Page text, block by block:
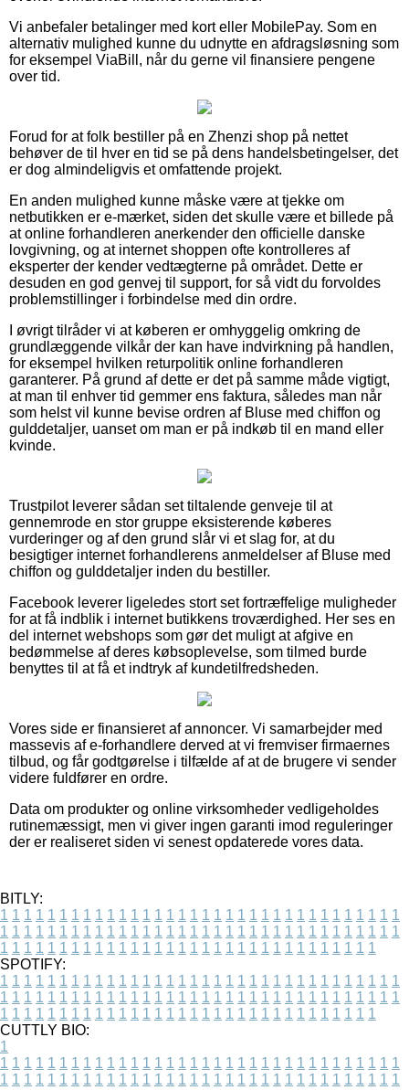
Vi anbefaler betalinger med kort eller MobilePay. Som en
alternativ mulighed kunne du udnytte en afdragsløsning som
for eksempel ViaBill, når du gerne vil finansiere pengene
over tid.
Forud for at folk bestiller på en Zhenzi shop på nettet
behøver de til hver en tid se på dens handelsbetingelser, det
er dog almindeligvis et omfattende projekt.
En anden mulighed kunne måske være at tjekke om
netbutikken er e-mærket, siden det skulle være et billede på
at online forhandleren anerkender den officielle danske
lovgivning, og at internet shoppen ofte kontrolleres af
eksperter der kender vedtægterne på området. Dette er
desuden en god genvej til support, for så vidt du forvoldes
problemstillinger i forbindelse med din ordre.
I øvrigt tilråder vi at køberen er omhyggelig omkring de
grundlæggende vilkår der kan have indvirkning på handlen,
for eksempel hvilken returpolitik online forhandleren
garanterer. På grund af dette er det på samme måde vigtigt,
at man til enhver tid gemmer ens faktura, således man når
som helst vil kunne bevise ordren af Bluse med chiffon og
gulddetaljer, uanset om man er på indkøb til en mand eller
kvinde.
Trustpilot leverer sådan set tiltalende genveje til at
gennemrode en stor gruppe eksisterende køberes
vurderinger og af den grund slår vi et slag for, at du
besigtiger internet forhandlerens anmeldelser af Bluse med
chiffon og gulddetaljer inden du bestiller.
Facebook leverer ligeledes stort set fortræffelige muligheder
for at få indblik i internet butikkens troværdighed. Her ses en
del internet webshops som gør det muligt at afgive en
bedømmelse af deres købsoplevelse, som tilmed burde
benyttes til at få et indtryk af kundetilfredsheden.
Vores side er finansieret af annoncer. Vi samarbejder med
massevis af e-forhandlere derved at vi fremviser firmaernes
tilbud, og får godtgørelse i tilfælde af at de brugere vi sender
videre fuldfører en ordre.
Data om produkter og online virksomheder vedligeholdes
rutinemæssigt, men vi giver ingen garanti imod reguleringer
der er realiseret siden vi senest opdaterede vores data.
BITLY:
1 1 1 1 1 1 1 1 1 1 1 1 1 1 1 1 1 1 1 1 1 1 1 1 1 1 1 1 1 1 1 1 1 1
1 1 1 1 1 1 1 1 1 1 1 1 1 1 1 1 1 1 1 1 1 1 1 1 1 1 1 1 1 1 1 1 1 1
1 1 1 1 1 1 1 1 1 1 1 1 1 1 1 1 1 1 1 1 1 1 1 1 1 1 1 1 1 1 1 1
SPOTIFY:
1 1 1 1 1 1 1 1 1 1 1 1 1 1 1 1 1 1 1 1 1 1 1 1 1 1 1 1 1 1 1 1 1 1
1 1 1 1 1 1 1 1 1 1 1 1 1 1 1 1 1 1 1 1 1 1 1 1 1 1 1 1 1 1 1 1 1 1
1 1 1 1 1 1 1 1 1 1 1 1 1 1 1 1 1 1 1 1 1 1 1 1 1 1 1 1 1 1 1 1
CUTTLY BIO:
1
1 1 1 1 1 1 1 1 1 1 1 1 1 1 1 1 1 1 1 1 1 1 1 1 1 1 1 1 1 1 1 1 1 1
1 1 1 1 1 1 1 1 1 1 1 1 1 1 1 1 1 1 1 1 1 1 1 1 1 1 1 1 1 1 1 1 1 1